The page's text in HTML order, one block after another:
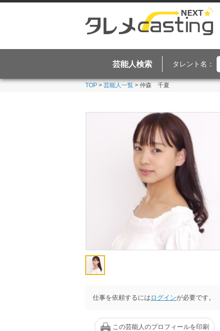
芸能人検索 タレント名：
TOP > 芸能人一覧 > 仲森 千夏
仕事を依頼するには ログインが必要です。
この芸能人のプロフィールを印刷